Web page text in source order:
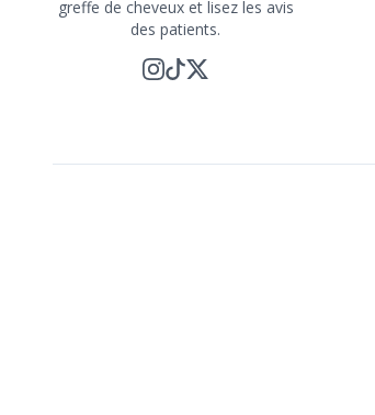
greffe de cheveux et lisez les avis
des patients.